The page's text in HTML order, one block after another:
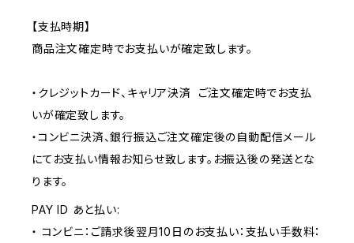
【支払時期】
商品注文確定時でお支払いが確定致します。
・クレジットカード、キャリア決済 ご注文確定時でお支払
いが確定致します。
・コンビニ決済、銀行振込ご注文確定後の自動配信メール
にてお支払い情報お知らせ致します。お振込後の発送とな
ります。
PAY ID あと払い:
・ コンビニ：ご請求後翌月10日のお支払い：支払い手数料：